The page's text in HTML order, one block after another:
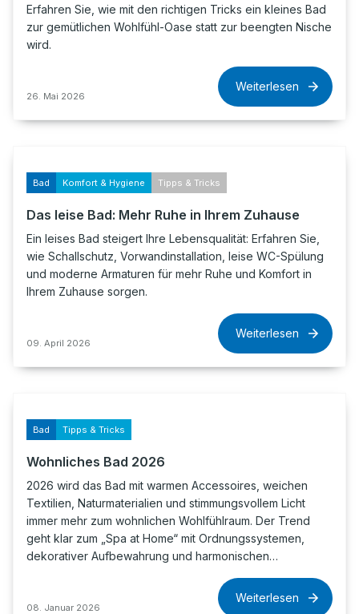
Erfahren Sie, wie mit den richtigen Tricks ein kleines Bad
zur gemütlichen Wohlfühl-Oase statt zur beengten Nische
wird.
26. Mai 2026
Weiterlesen
Bad Komfort & Hygiene Tipps & Tricks
Das leise Bad: Mehr Ruhe in Ihrem Zuhause
Ein leises Bad steigert Ihre Lebensqualität: Erfahren Sie,
wie Schallschutz, Vorwandinstallation, leise WC-Spülung
und moderne Armaturen für mehr Ruhe und Komfort in
Ihrem Zuhause sorgen.
09. April 2026
Weiterlesen
Bad Tipps & Tricks
Wohnliches Bad 2026
2026 wird das Bad mit warmen Accessoires, weichen
Textilien, Naturmaterialien und stimmungsvollem Licht
immer mehr zum wohnlichen Wohlfühlraum. Der Trend
geht klar zum „Spa at Home“ mit Ordnungssystemen,
dekorativer Aufbewahrung und harmonischen…
08. Januar 2026
Weiterlesen